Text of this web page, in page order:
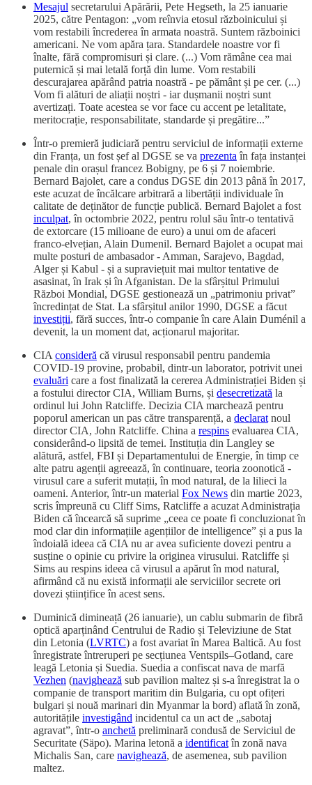
Mesajul secretarului Apărării, Pete Hegseth, la 25 ianuarie
2025, către Pentagon: „vom reînvia etosul războinicului și
vom restabili încrederea în armata noastră. Suntem războinici
americani. Ne vom apăra țara. Standardele noastre vor fi
înalte, fără compromisuri și clare. (...) Vom rămâne cea mai
puternică și mai letală forță din lume. Vom restabili
descurajarea apărând patria noastră - pe pământ și pe cer. (...)
Vom fi alături de aliații noștri - iar dușmanii noștri sunt
avertizați. Toate acestea se vor face cu accent pe letalitate,
meritocrație, responsabilitate, standarde și pregătire...”
Într-o premieră judiciară pentru serviciul de informații externe
din Franța, un fost șef al DGSE se va prezenta în fața instanței
penale din orașul francez Bobigny, pe 6 și 7 noiembrie.
Bernard Bajolet, care a condus DGSE din 2013 până în 2017,
este acuzat de încălcare arbitrară a libertății individuale în
calitate de deținător de funcție publică. Bernard Bajolet a fost
inculpat, în octombrie 2022, pentru rolul său într-o tentativă
de extorcare (15 milioane de euro) a unui om de afaceri
franco-elvețian, Alain Dumenil. Bernard Bajolet a ocupat mai
multe posturi de ambasador - Amman, Sarajevo, Bagdad,
Alger și Kabul - și a supraviețuit mai multor tentative de
asasinat, în Irak și în Afganistan. De la sfârșitul Primului
Război Mondial, DGSE gestionează un „patrimoniu privat”
încredințat de Stat. La sfârșitul anilor 1990, DGSE a făcut
investiții, fără succes, într-o companie în care Alain Duménil a
devenit, la un moment dat, acționarul majoritar.
CIA consideră că virusul responsabil pentru pandemia
COVID-19 provine, probabil, dintr-un laborator, potrivit unei
evaluări care a fost finalizată la cererea Administrației Biden și
a fostului director CIA, William Burns, și desecretizată la
ordinul lui John Ratcliffe. Decizia CIA marchează pentru
poporul american un pas către transparență, a declarat noul
director CIA, John Ratcliffe. China a respins evaluarea CIA,
considerând-o lipsită de temei. Instituția din Langley se
alătură, astfel, FBI și Departamentului de Energie, în timp ce
alte patru agenții agreează, în continuare, teoria zoonotică -
virusul care a suferit mutații, în mod natural, de la lilieci la
oameni. Anterior, într-un material Fox News din martie 2023,
scris împreună cu Cliff Sims, Ratcliffe a acuzat Administrația
Biden că încearcă să suprime „ceea ce poate fi concluzionat în
mod clar din informațiile agențiilor de intelligence” și a pus la
îndoială ideea că CIA nu ar avea suficiente dovezi pentru a
susține o opinie cu privire la originea virusului. Ratcliffe și
Sims au respins ideea că virusul a apărut în mod natural,
afirmând că nu există informații ale serviciilor secrete ori
dovezi științifice în acest sens.
Duminică dimineață (26 ianuarie), un cablu submarin de fibră
optică aparținând Centrului de Radio și Televiziune de Stat
din Letonia (LVRTC) a fost avariat în Marea Baltică. Au fost
înregistrate întreruperi pe secțiunea Ventspils–Gotland, care
leagă Letonia și Suedia. Suedia a confiscat nava de marfă
Vezhen (navighează sub pavilion maltez și s-a înregistrat la o
companie de transport maritim din Bulgaria, cu opt ofițeri
bulgari și nouă marinari din Myanmar la bord) aflată în zonă,
autoritățile investigând incidentul ca un act de „sabotaj
agravat”, într-o anchetă preliminară condusă de Serviciul de
Securitate (Säpo). Marina letonă a identificatîn zonă nava
Michalis San, care navighează, de asemenea, sub pavilion
maltez.